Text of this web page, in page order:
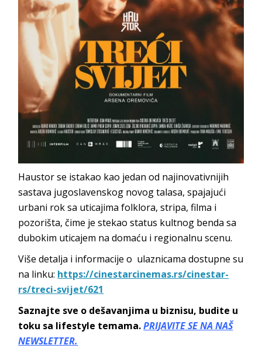
Haustor se istakao kao jedan od najinovativnijih
sastava jugoslavenskog novog talasa, spajajući
urbani rok sa uticajima folklora, stripa, filma i
pozorišta, čime je stekao status kultnog benda sa
dubokim uticajem na domaću i regionalnu scenu.
Više detalja i informacije o ulaznicama dostupne su
na linku: https://cinestarcinemas.rs/cinestar-
rs/treci-svijet/621
Saznajte sve o dešavanjima u biznisu, budite u
toku sa lifestyle temama.PRIJAVITE SE NA NAŠ
NEWSLETTER.